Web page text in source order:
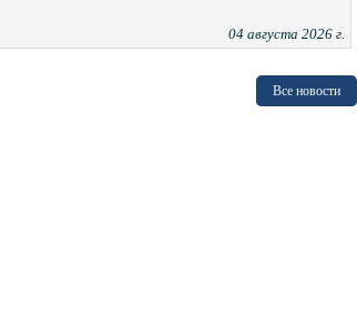
04 августа 2026 г.
Все новости